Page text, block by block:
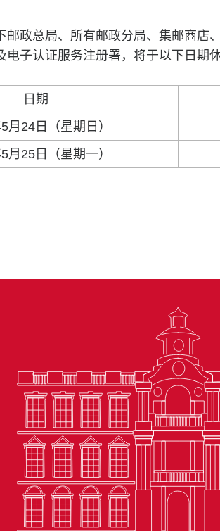
邮政总局、所有邮政分局、集邮商店
电子认证服务注册署，将于以下日期休
日期
月24日（星期日）
月25日（星期一）